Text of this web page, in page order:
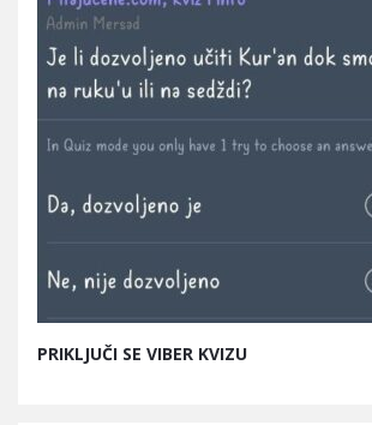
PRIKLJUČI SE VIBER KVIZU